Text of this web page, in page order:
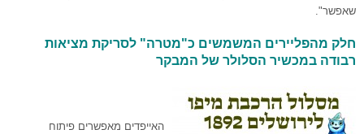
שאפשר".
חלק מהפליירים המשמשים כ"מטרה" לסריקת מציאות
רבודה במכשיר הסלולר של המבקר
האייפדים מאפשרים פיתוח